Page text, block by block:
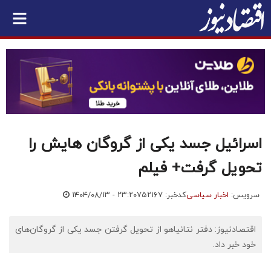
اسرائیل جسد یکی از گروگان‌ هایش را
تحویل گرفت+ فیلم
سرویس: اخبار سیاسیکدخبر: ۷۵۲۱۶۷ ۱۴۰۴/۰۸/۱۳ - ۲۳:۲۰
اقتصادنیوز: دفتر نتانیاهو از تحویل گرفتن جسد یکی از گروگان‌های
خود خبر داد.